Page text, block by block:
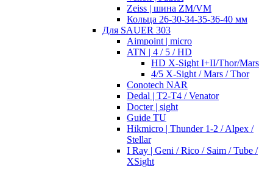
Zeiss | шина ZM/VM
Кольца 26-30-34-35-36-40 мм
Для SAUER 303
Aimpoint | micro
ATN | 4 / 5 / HD
HD X-Sight I+II/Thor/Mars
4/5 X-Sight / Mars / Thor
Conotech NAR
Dedal | T2-T4 / Venator
Docter | sight
Guide TU
Hikmicro | Thunder 1-2 / Alpex /
Stellar
I Ray | Geni / Rico / Saim / Tube /
XSight